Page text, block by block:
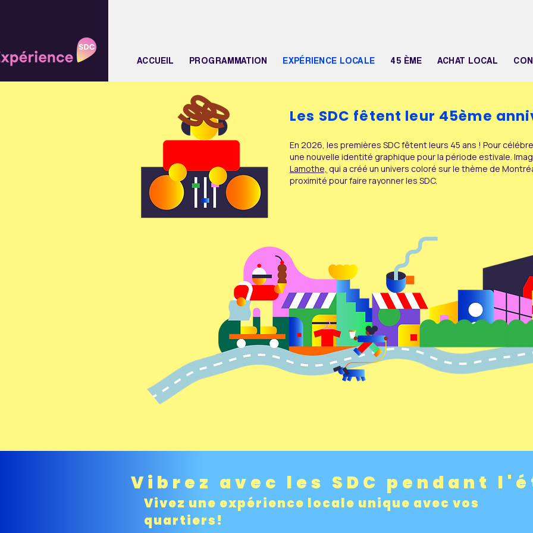
ACCUEIL PROGRAMMATION EXPÉRIENCE LOCALE 45 ÈME ACHAT LOCAL
Les SDC fêtent leur 45ème
En 2026, les premières SDC fêtent leurs 45 ans ! Pour
une nouvelle identité graphique pour la période estivale.
Lamothe, qui a créé un univers coloré sur le thème de
proximité pour faire rayonner les SDC.
Vibrez avec les SDC pendant
Vivez une expérience locale unique avec vos
quartiers!